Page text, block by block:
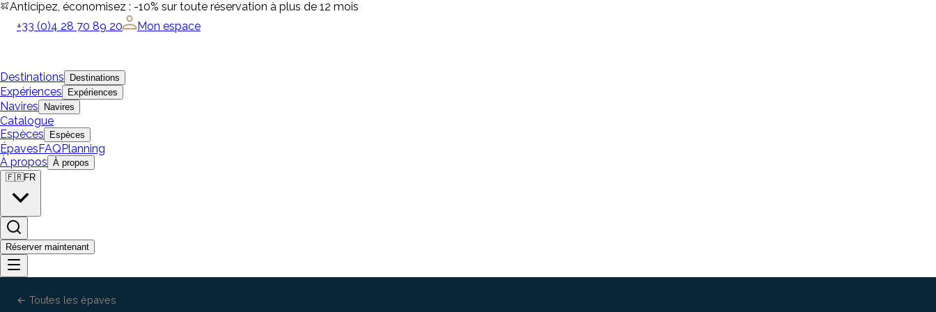
Anticipez, économisez : -10% sur toute réservation à plus de 12 mois
+33 (0)4 28 70 89 20
Mon espace
Destinations Destinations
Expériences Expériences
Navires Navires
Catalogue
Espèces
Espèces
ÉpavesFAQPlanning
À propos À propos
🇫🇷FR
Réserver maintenant
← Toutes les épaves